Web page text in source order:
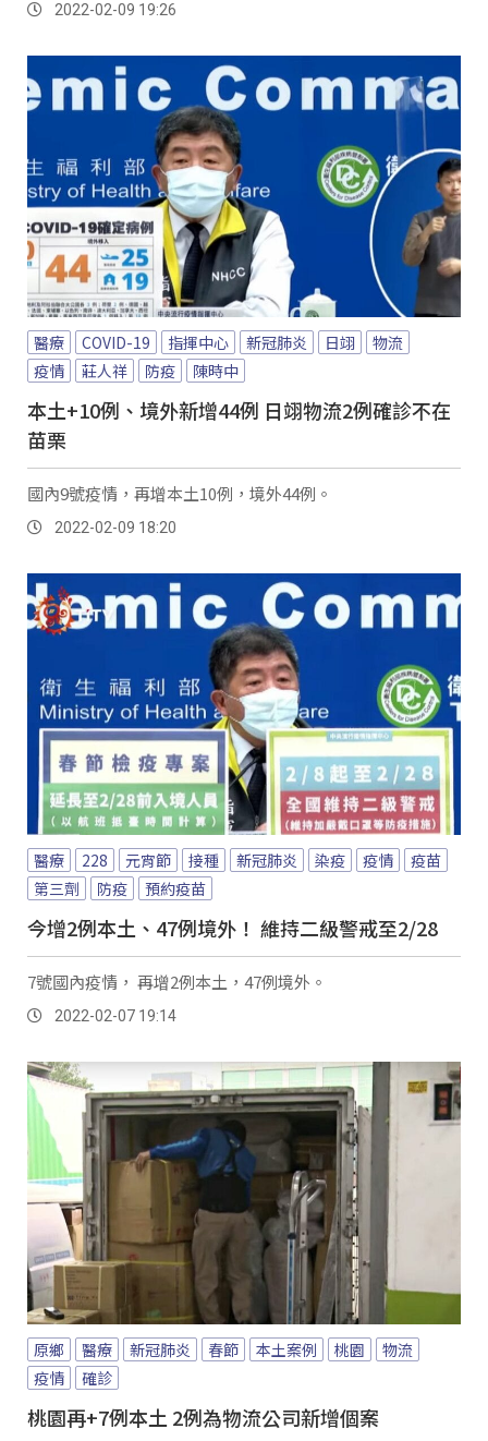
2022-02-09 19:26
醫療 COVID-19 指揮中心 新冠肺炎 日翊
物流
疫情
莊人祥 防疫 陳時中
本土+10例、境外新增44例 日翊物流2例確診不在
苗栗
國內9號疫情，再增本土10例，境外44例。
2022-02-09 18:20
醫療 228 元宵節 接種 新冠肺炎 染疫 疫情
疫苗
第三劑
防疫 預約疫苗
今增2例本土、47例境外！ 維持二級警戒至2/28
7號國內疫情， 再增2例本土，47例境外。
2022-02-07 19:14
原鄉 醫療 新冠肺炎 春節 本土案例 桃園
物流
疫情
確診
桃園再+7例本土 2例為物流公司新增個案